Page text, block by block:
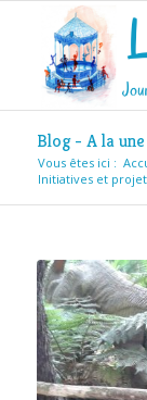
Blog - A la une
Vous êtes ici :
Initiatives et